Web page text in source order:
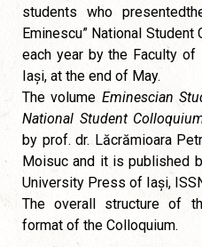
students who
Eminescu” National
each year by the Faculty
Iași, at the end of May.
The volume Eminescian
National Student
by prof. dr. Lăcrămioara
Moisuc and it is published
University Press of Iași,
The overall structure of
format of the Colloquium.